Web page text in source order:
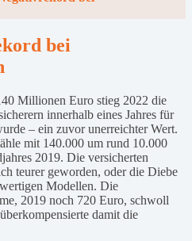
bei
Millionen Euro stieg 2022 die
innerhalb eines Jahres für
– ein zuvor unerreichter Wert.
mit 140.000 um rund 10.000
2019. Die versicherten
teurer geworden, oder die Diebe
Modellen. Die
2019 noch 720 Euro, schwoll
damit die